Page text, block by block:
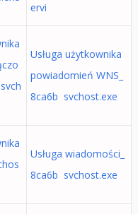
ervi
Usługa użytkownika
powiadomień WNS_
8ca6b svchost.exe
Usługa wiadomości_
8ca6b svchost.exe